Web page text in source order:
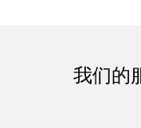
我们的